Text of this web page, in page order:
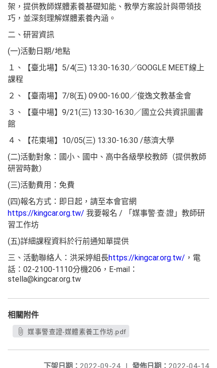
架，提供教師媒體素養基礎知能、教學方案設計與帶領技
巧，並深刻理解媒體素養內涵。
二、研習資訊
(一)活動日期/地點
１、【臺北場】5/4(三) 13:30-16:30／GOOGLE MEET線上
課程
２、【臺南場】7/8(五) 09:00-16:00／俊逸文教基金會
３、【臺中場】9/21(三) 13:30-16:30／國立公共資訊圖書
館
４、【花東場】10/05(三) 13:30-16:30 /慈濟大學
(二)活動對象：國小、國中、高中各級學校教師（提供教師
研習時數）
(三)活動費用：免費
(四)報名方式：即日起，請至本會官網
https://kingcar.org.tw/ 我要報名 / 「媒事警‧查‧證」教師研
習工作坊
(五)詳細課程資料於行前通知單提供
三、活動聯絡人：洪采婷組長https://kingcar.org.tw/ ，電
話：02-2100-1110分機206，E-mail：
stella@kingcar.org.tw
相關附件
媒事警查證-媒體素養工作坊.pdf
發佈日期： 2022-04-14
下架日期： 2022-09-24 |